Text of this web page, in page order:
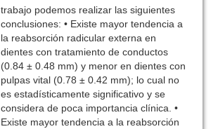
trabajo podemos realizar las siguientes
conclusiones: • Existe mayor tendencia a
la reabsorción radicular externa en
dientes con tratamiento de conductos
(0.84 ± 0.48 mm) y menor en dientes con
pulpas vital (0.78 ± 0.42 mm); lo cual no
es estadísticamente significativo y se
considera de poca importancia clínica. •
Existe mayor tendencia a la reabsorción